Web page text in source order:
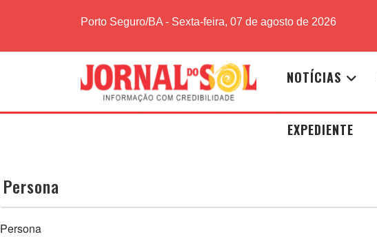
Porto Seguro/BA - Sexta-feira, 07 de agosto de 2026
NOTÍCIAS
EXPEDIENTE
Persona
Persona